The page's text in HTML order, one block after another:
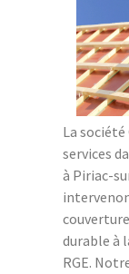
La société
services
à Piriac-
durable à
RGE.